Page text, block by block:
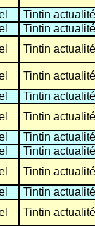
Tintin
Tintin
Tintin
Tintin
Tintin
Tintin
Tintin
Tintin
Tintin
Tintin
Tintin